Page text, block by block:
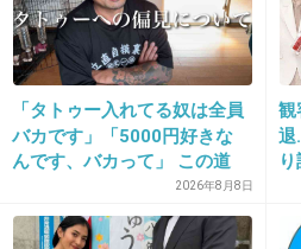
28. 匿名2014/11/07(金) 21:32:04
長澤まさみは相変わらず
一方の紗栄子はでき婚＆
遊。かつての共演者を今
だろう(笑)
「タトゥー入れてる奴は全員
バカです」「5000円好きな
んです、バカって」 この道
23年の彫り師YouTuberの動
画が話題
2026年8月8日
観
退